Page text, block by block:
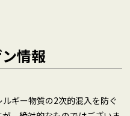
情報
ギー物質の2次的混入を防ぐ